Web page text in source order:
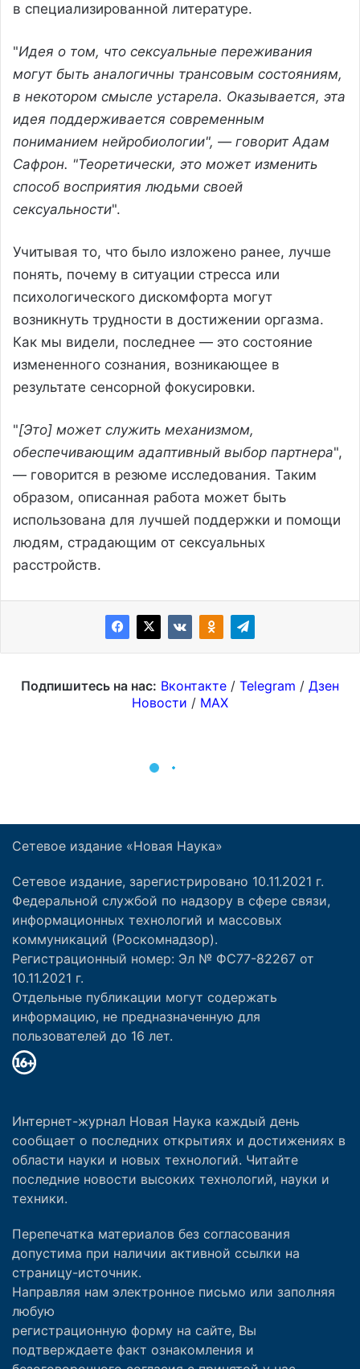
Сетевое издание «Новая Наука»
Сетевое издание, зарегистрировано 10.11.2021 г.
Федеральной службой по надзору в сфере связи,
информационных технологий и массовых
коммуникаций (Роскомнадзор).
Регистрационный номер: Эл № ФС77-82267 от
10.11.2021 г.
Отдельные публикации могут содержать
информацию, не предназначенную для
пользователей до 16 лет.
Интернет-журнал Новая Наука каждый день
сообщает о последних открытиях и достижениях в
области науки и новых технологий. Читайте
последние новости высоких технологий, науки и
техники.
Перепечатка материалов без согласования
допустима при наличии активной ссылки на
страницу-источник.
Направляя нам электронное письмо или заполняя
любую
регистрационную форму на сайте, Вы
подтверждаете факт ознакомления и